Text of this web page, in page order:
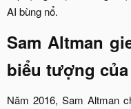
AI bùng nổ.​
Sam Altman
biểu tượng
Năm 2016, Sam Altman